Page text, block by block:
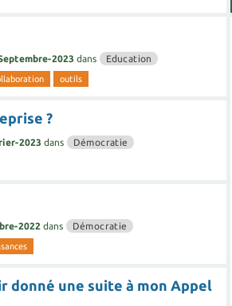
2023 dans Education
outils
?
2023 dans Démocratie
2022 dans Démocratie
donné une suite à mon Appel